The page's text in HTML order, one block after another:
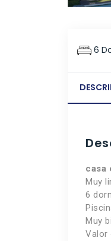
6
casa
Muy
6
Muy
Valor